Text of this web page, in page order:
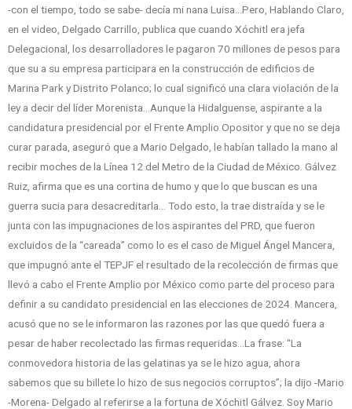
-con el tiempo, todo se sabe- decía mi nana Luisa…Pero, Hablando Claro,
en el video, Delgado Carrillo, publica que cuando Xóchitl era jefa
Delegacional, los desarrolladores le pagaron 70 millones de pesos para
que su a su empresa participara en la construcción de edificios de
Marina Park y Distrito Polanco; lo cual significó una clara violación de la
ley a decir del líder Morenista…Aunque la Hidalguense, aspirante a la
candidatura presidencial por el Frente Amplio Opositor y que no se deja
curar parada, aseguró que a Mario Delgado, le habían tallado la mano al
recibir moches de la Línea 12 del Metro de la Ciudad de México. Gálvez
Ruiz, afirma que es una cortina de humo y que lo que buscan es una
guerra sucia para desacreditarla… Todo esto, la trae distraída y se le
junta con las impugnaciones de los aspirantes del PRD, que fueron
excluidos de la “careada” como lo es el caso de Miguel Ángel Mancera,
que impugnó ante el TEPJF el resultado de la recolección de firmas que
llevó a cabo el Frente Amplio por México como parte del proceso para
definir a su candidato presidencial en las elecciones de 2024. Mancera,
acusó que no se le informaron las razones por las que quedó fuera a
pesar de haber recolectado las firmas requeridas…La frase: “La
conmovedora historia de las gelatinas ya se le hizo agua, ahora
sabemos que su billete lo hizo de sus negocios corruptos”; la dijo -Mario
-Morena- Delgado al referirse a la fortuna de Xóchitl Gálvez. Soy Mario